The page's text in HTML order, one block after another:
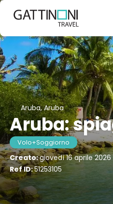
Aruba, Aruba
Aruba:
Volo+Soggiorno
Creato:giovedì 16 aprile 2026
Ref ID:51253105